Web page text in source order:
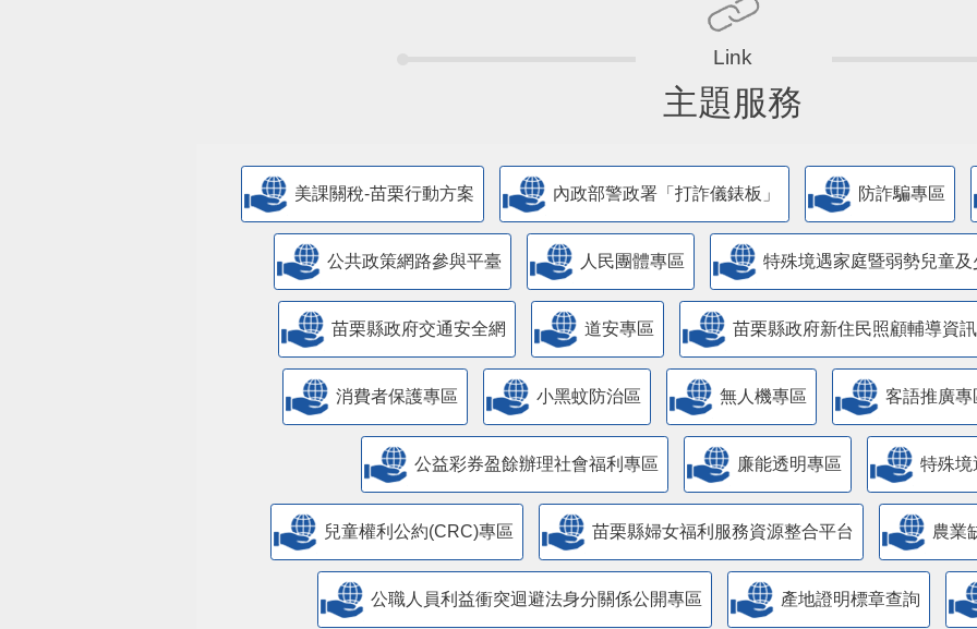
主題服務
美課關稅-苗栗行動方案 內政部警政署「打詐儀錶板」 防詐騙專區
公共政策網路參與平臺 人民團體專區 特殊境遇家庭暨弱勢兒童
苗栗縣政府交通安全網 道安專區 苗栗縣政府新住民照顧輔導資
消費者保護專區 小黑蚊防治區 無人機專區 客語推廣專
公益彩券盈餘辦理社會福利專區 廉能透明專區 特殊境
兒童權利公約(CRC)專區 苗栗縣婦女福利服務資源整合平台 農業
公職人員利益衝突迴避法身分關係公開專區 產地證明標章查詢